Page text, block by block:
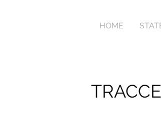
HOME